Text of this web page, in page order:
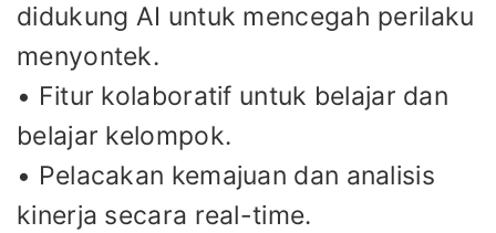
didukung AI untuk mencegah perilaku
menyontek.
• Fitur kolaboratif untuk belajar dan
belajar kelompok.
• Pelacakan kemajuan dan analisis
kinerja secara real-time.